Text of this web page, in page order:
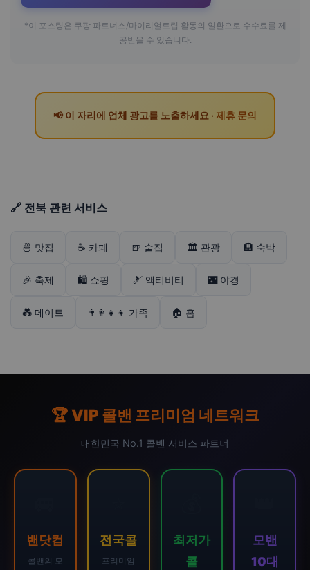
*이 포스팅은 쿠팡 파트너스/마이리얼트립 활동의 일환으로 수수료를 제
공받을 수 있습니다.
📢 이 자리에 업체 광고를 노출하세요 · 제휴 문의
🔗 전북 관련 서비스
🍜 맛집 ☕ 카페 🍺 술집 🏛️ 관광 🏨 숙박
🎉 축제 🛍️ 쇼핑 🎿 액티비티 🌃 야경
💑 데이트 👨‍👩‍👧‍👦 가족 🏠 홈
🏆 VIP 콜밴 프리미엄 네트워크
대한민국 No.1 콜밴 서비스 파트너
밴닷컴
콜밴의 모
전국콜
프리미엄
최저가
콜
모밴
10대